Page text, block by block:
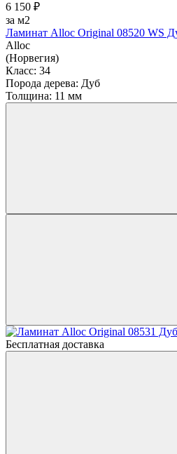
6 150 ₽
за м2
Ламинат Alloc Original 08520 WS
Alloc
(Норвегия)
Класс: 34
Порода дерева: Дуб
Толщина: 11 мм
Бесплатная доставка